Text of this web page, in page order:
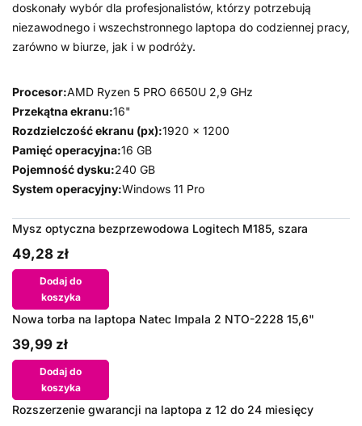
doskonały wybór dla profesjonalistów, którzy potrzebują
niezawodnego i wszechstronnego laptopa do codziennej pracy,
zarówno w biurze, jak i w podróży.
Procesor:AMD Ryzen 5 PRO 6650U 2,9 GHz
Przekątna ekranu:16"
Rozdzielczość ekranu (px):1920 x 1200
Pamięć operacyjna:16 GB
Pojemność dysku:240 GB
System operacyjny:Windows 11 Pro
Mysz optyczna bezprzewodowa Logitech M185, szara
49,28 zł
Dodaj do
koszyka
Nowa torba na laptopa Natec Impala 2 NTO-2228 15,6"
39,99 zł
Dodaj do
koszyka
Rozszerzenie gwarancji na laptopa z 12 do 24 miesięcy